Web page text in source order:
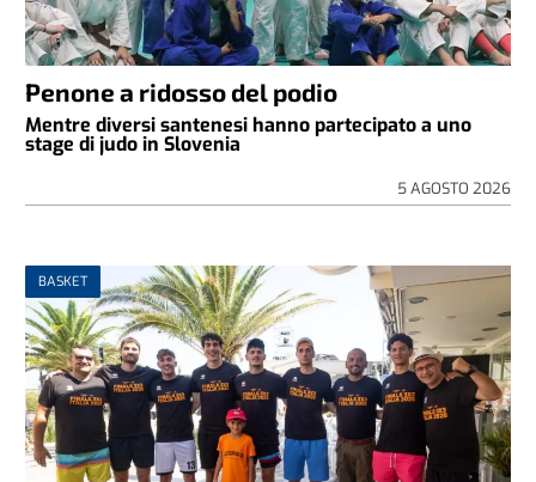
Penone a ridosso del podio
Mentre diversi santenesi hanno partecipato a uno
stage di judo in Slovenia
5 AGOSTO 2026
BASKET